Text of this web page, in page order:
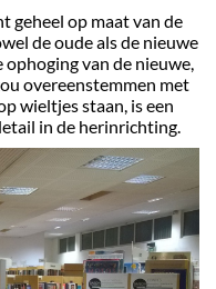
geheel op maat van de
de oude als de nieuwe
van de nieuwe,
overeenstemmen met
wieltjes staan, is een
in de herinrichting.